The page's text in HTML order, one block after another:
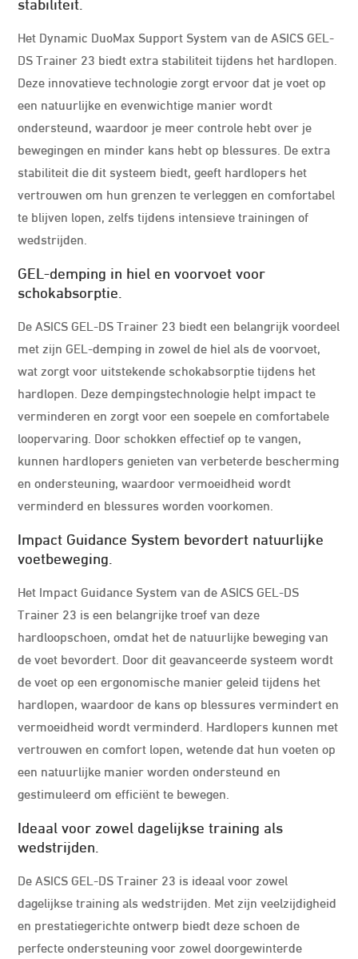
Het Dynamic DuoMax Support System van de ASICS GEL-
DS Trainer 23 biedt extra stabiliteit tijdens het hardlopen.
Deze innovatieve technologie zorgt ervoor dat je voet op
een natuurlijke en evenwichtige manier wordt
ondersteund, waardoor je meer controle hebt over je
bewegingen en minder kans hebt op blessures. De extra
stabiliteit die dit systeem biedt, geeft hardlopers het
vertrouwen om hun grenzen te verleggen en comfortabel
te blijven lopen, zelfs tijdens intensieve trainingen of
wedstrijden.
GEL-demping in hiel en voorvoet voor
schokabsorptie.
De ASICS GEL-DS Trainer 23 biedt een belangrijk voordeel
met zijn GEL-demping in zowel de hiel als de voorvoet,
wat zorgt voor uitstekende schokabsorptie tijdens het
hardlopen. Deze dempingstechnologie helpt impact te
verminderen en zorgt voor een soepele en comfortabele
loopervaring. Door schokken effectief op te vangen,
kunnen hardlopers genieten van verbeterde bescherming
en ondersteuning, waardoor vermoeidheid wordt
verminderd en blessures worden voorkomen.
Impact Guidance System bevordert natuurlijke
voetbeweging.
Het Impact Guidance System van de ASICS GEL-DS
Trainer 23 is een belangrijke troef van deze
hardloopschoen, omdat het de natuurlijke beweging van
de voet bevordert. Door dit geavanceerde systeem wordt
de voet op een ergonomische manier geleid tijdens het
hardlopen, waardoor de kans op blessures vermindert en
vermoeidheid wordt verminderd. Hardlopers kunnen met
vertrouwen en comfort lopen, wetende dat hun voeten op
een natuurlijke manier worden ondersteund en
gestimuleerd om efficiënt te bewegen.
Ideaal voor zowel dagelijkse training als
wedstrijden.
De ASICS GEL-DS Trainer 23 is ideaal voor zowel
dagelijkse training als wedstrijden. Met zijn veelzijdigheid
en prestatiegerichte ontwerp biedt deze schoen de
perfecte ondersteuning voor zowel doorgewinterde